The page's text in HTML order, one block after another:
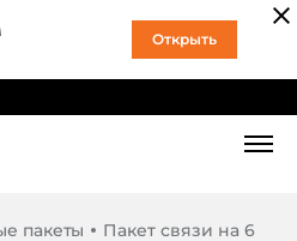
Открыть
пакеты
Пакет связи на 6